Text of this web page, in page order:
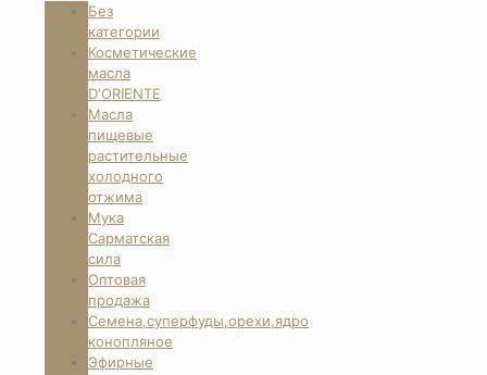
Без
категории
Косметические
масла
D'ORIENTE
Масла
пищевые
растительные
холодного
отжима
Мука
Сарматская
сила
Оптовая
продажа
Семена,суперфуды,орехи,ядро
конопляное
Эфирные